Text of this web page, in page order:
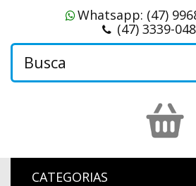
Whatsapp: (47)
(47) 3339-
CATEGORIAS